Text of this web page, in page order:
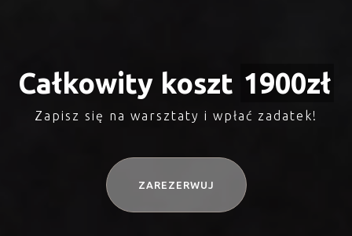
Całkowity koszt 1900zł
Zapisz się na warsztaty i wpłać zadatek!
ZAREZERWUJ